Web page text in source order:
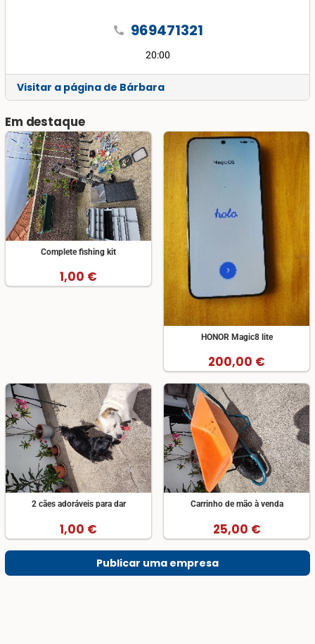
call 969471321
20:00
Visitar a página de Bárbara
Em destaque
Complete fishing kit
1,00 €
HONOR Magic8 lite
200,00 €
2 cães adoráveis para dar
1,00 €
Carrinho de mão à venda
25,00 €
Publicar uma empresa